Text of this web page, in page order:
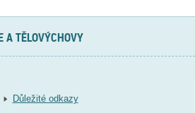
A TĚLOVÝCHOVY
Důležité odkazy